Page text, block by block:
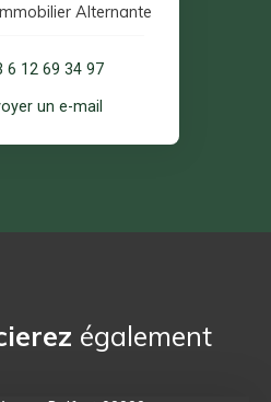
Alternante
6 12 69 34 97
un e-mail
également